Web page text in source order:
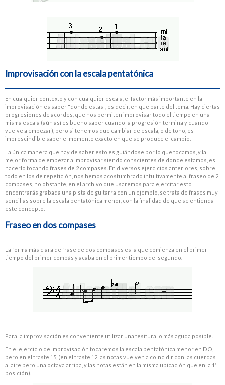
Improvisación con la escala pentatónica
En cualquier contexto y con cualquier escala, el factor más importante en la
improvisación es saber "donde estas", es decir, en que parte del tema. Hay ciertas
progresiones de acordes, que nos permiten improvisar todo el tiempo en una
misma escala (aún así es bueno saber cuando la progresión termina y cuando
vuelve a empezar), pero si tenemos que cambiar de escala, o de tono, es
imprescindible saber el momento exacto en que se produce el cambio.
La única manera que hay de saber esto es guiándose por lo que tocamos, y la
mejor forma de empezar a improvisar siendo conscientes de donde estamos, es
hacerlo tocando frases de 2 compases. En diversos ejercicios anteriores, sobre
todo en los de repetición, nos hemos acostumbrado intuitivamente al fraseo de 2
compases, no obstante, en el archivo que usaremos para ejercitar esto
encontrarás grabada una pista de guitarra con un ejemplo, se trata de frases muy
sencillas sobre la escala pentatónica menor, con la finalidad de que se entienda
este concepto.
Fraseo en dos compases
La forma más clara de frase de dos compases es la que comienza en el primer
tiempo del primer compás y acaba en el primer tiempo del segundo.
Para la improvisación es conveniente utilizar una tesitura lo más aguda posible.
En el ejercicio de improvisación tocaremos la escala pentatónica menor en DO,
pero en el traste 15, (en el traste 12 las notas vuelven a coincidir con las cuerdas
al aire pero una octava arriba, y las notas están en la misma ubicación que en la 1ª
posición).